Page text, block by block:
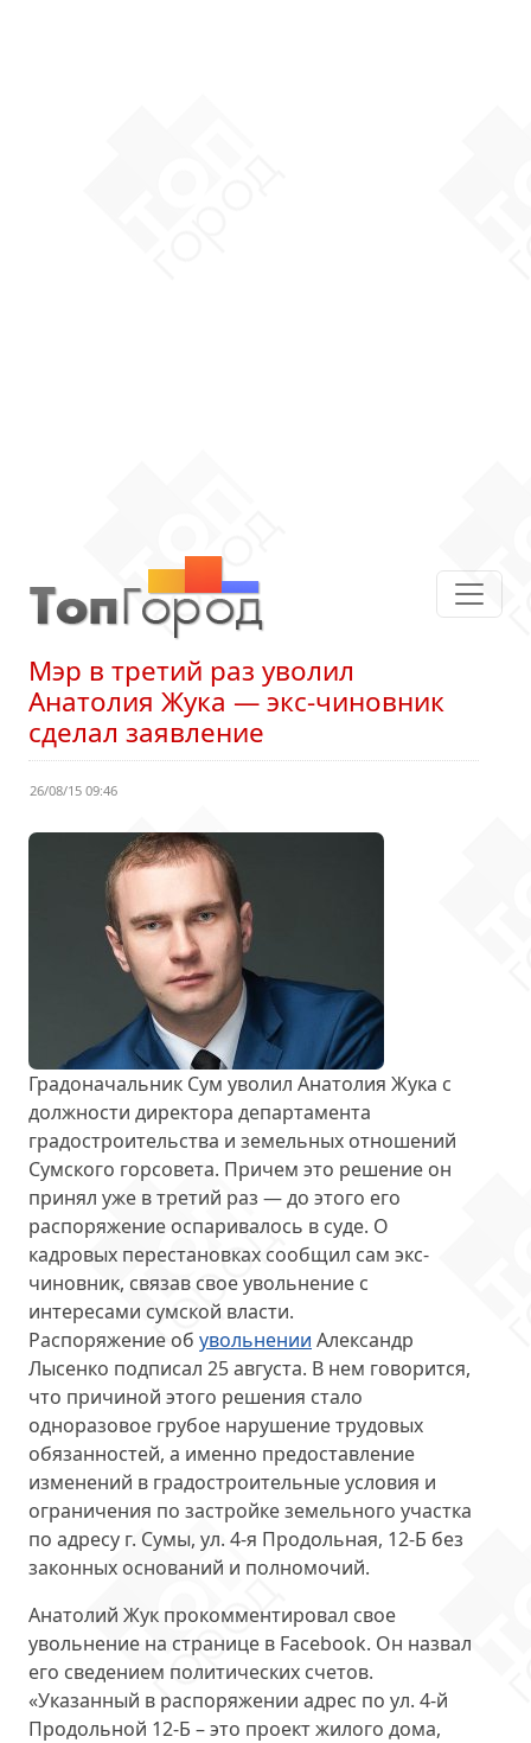
Мэр в третий раз уволил
Анатолия Жука — экс-чиновник
сделал заявление
26/08/15 09:46
Градоначальник Сум уволил Анатолия Жука с
должности директора департамента
градостроительства и земельных отношений
Сумского горсовета. Причем это решение он
принял уже в третий раз — до этого его
распоряжение оспаривалось в суде. О
кадровых перестановках сообщил сам экс-
чиновник, связав свое увольнение с
интересами сумской власти.
Распоряжение об увольнении Александр
Лысенко подписал 25 августа. В нем говорится,
что причиной этого решения стало
одноразовое грубое нарушение трудовых
обязанностей, а именно предоставление
изменений в градостроительные условия и
ограничения по застройке земельного участка
по адресу г. Сумы, ул. 4-я Продольная, 12-Б без
законных оснований и полномочий.
Анатолий Жук прокомментировал свое
увольнение на странице в Facebook. Он назвал
его сведением политических счетов.
«Указанный в распоряжении адрес по ул. 4-й
Продольной 12-Б – это проект жилого дома,